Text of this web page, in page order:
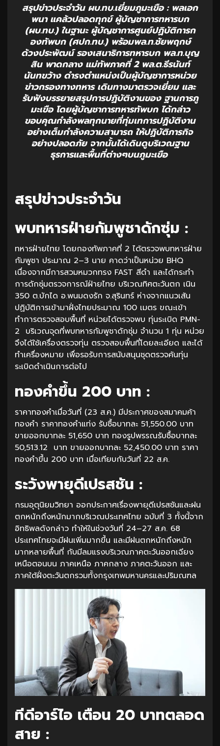
สรุปข่าวประจำวัน ผบ.ทบ.เยี่ยมภูมะเขือ : พลเอก
พนา แคล้วปลอดทุกข์ ผู้บัญชาการทหารบก
(ผบ.ทบ.) ในฐานะ ผู้บัญชาการศูนย์ปฏิบัติการก
องทัพบก (ศปก.ทบ.) พร้อมพล.ท.ชัยพฤกษ์
ด้วงประพัฒน์ รองเสนาธิการทหารบก พล.ท.บุญ
สิน พาดกลาง แม่ทัพภาคที่ 2 พล.ต.ธีรนันท์
นันทขว้าง ดำรงตำแหน่งเป็นผู้บัญชาการหน่วย
ข่าวกรองทางทหาร เดินทางมาตรวจเยี่ยม และ
รับฟังบรรยายสรุปการปฏิบัติงานของ ฐานการภู
มะเขือ โดยผู้บัญชาการทหารทัพบก ได้กล่าว
ขอบคุณกำลังพลทุกนายที่ทุ่มเทการปฏิบัติงาน
อย่างเต็มกำลังความสามารถ ให้ปฏิบัติภารกิจ
อย่างปลอดภัย จากนั้นได้เดินดูบริเวณฐาน
ธุรการและพื้นที่ต่างๆบนภูมะเขือ
สรุปข่าวประจำวัน
พบทหารฝ่ายกัมพูชาดักซุ่ม :
ทหารฝ่ายไทย โดยกองทัพภาคที่ 2 ได้ตรวจพบทหารฝ่าย
กัมพูชา ประมาณ 2–3 นาย คาดว่าเป็นหน่วย BHQ
เนื่องจากมีการสวมหมวกทรง FAST สีดำ และได้กระทำ
การดักซุ่มตรวจการณ์ฝ่ายไทย บริเวณทิศตะวันตก เนิน
350 ต.บักได อ.พนมดงรัก จ.สุรินทร์ ห่างจากแนวเส้น
ปฏิบัติการเข้ามาฝั่งไทยประมาณ 100 เมตร ขณะเข้า
ทำการตรวจสอบพื้นที่ หน่วยได้ตรวจพบ ทุ่นระเบิด PMN-
2 บริเวณจุดที่พบทหารกัมพูชาดักซุ่ม จำนวน 1 ทุ่น หน่วย
จึงได้ใช้เครื่องตรวจทุ่น ตรวจสอบพื้นที่โดยละเอียด และได้
ทำเครื่องหมาย เพื่อรอรับการสนับสนุนชุดตรวจค้นทุ่น
ระเบิดดำเนินการต่อไป
ทองคำขึ้น 200 บาท :
ราคาทองคำเมื่อวันที่ (23 ส.ค.) มีประกาศของสมาคมค้า
ทองคำ ราคาทองคำแท่ง รับซื้อบาทละ 51,550.00 บาท
ขายออกบาทละ 51,650 บาท ทองรูปพรรณรับซื้อบาทละ
50,513.12 บาท ขายออกบาทละ 52,450.00 บาท ราคา
ทองคำขึ้น 200 บาท เมื่อเทียบกับวันที่ 22 ส.ค.
ระวังพายุดีเปรสชัน :
กรมอุตุนิยมวิทยา ออกประกาศเรื่องพายุดีเปรสชันและฝน
ตกหนักถึงหนักมากบริเวณประเทศไทย ฉบับที่ 3 ทั้งนี้จาก
อิทธิพลดังกล่าว ทำให้ในช่วงวันที่ 24–27 ส.ค. 68
ประเทศไทยจะมีฝนเพิ่มมากขึ้น และมีฝนตกหนักถึงหนัก
มากหลายพื้นที่ กับมีลมแรงบริเวณภาคตะวันออกเฉียง
เหนือตอนบน ภาคเหนือ ภาคกลาง ภาคตะวันออก และ
ภาคใต้ฝั่งตะวันตกรวมทั้งกรุงเทพมหานครและปริมณฑล
ทีดีอาร์ไอ เตือน 20 บาทตลอด
สาย :